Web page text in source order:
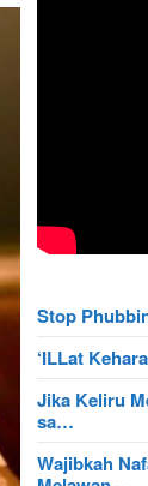
Stop
‘ILLat
Jika Keliru
sa…
Wajibkah